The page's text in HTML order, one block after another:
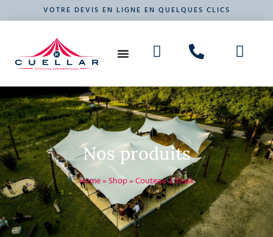
VOTRE DEVIS EN LIGNE EN QUELQUES CLICS
Nos produits
Home» Shop»Couteau à Steak